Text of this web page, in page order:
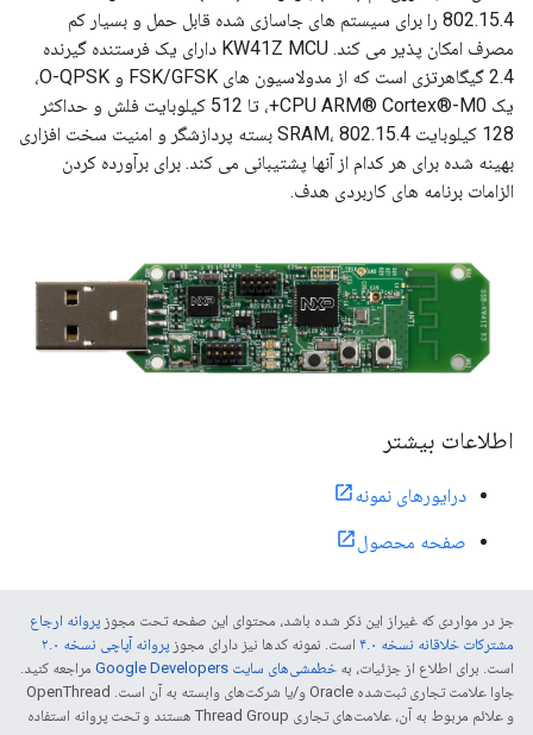
802.15.4 را برای سیستم های جاسازی شده قابل حمل و بسیار کم
مصرف امکان پذیر می کند. KW41Z MCU دارای یک فرستنده گیرنده
2.4 گیگاهرتزی است که از مدولاسیون های FSK/GFSK و O-QPSK،
یک CPU ARM® Cortex®-M0+، تا 512 کیلوبایت فلش و حداکثر
128 کیلوبایت SRAM، 802.15.4 بسته پردازشگر و امنیت سخت افزاری
بهینه شده برای هر کدام از آنها پشتیبانی می کند. برای برآورده کردن
الزامات برنامه های کاربردی هدف.
اطلاعات بیشتر
درایورهای نمونه
صفحه محصول
جز در مواردی که غیراز این ذکر شده باشد، محتوای این صفحه تحت مجوز پروانه ارجاع
مشترکات خلاقانه نسخه ۴.۰
است. نمونه کدها نیز دارای مجوز پروانه آپاچی نسخه ۲.۰
است. برای اطلاع از جزئیات، به خطمشی‌های سایت Google Developers‏
مراجعه کنید.
جاوا علامت تجاری ثبت‌شده Oracle و/یا شرکت‌های وابسته به آن است. ‫OpenThread
و علائم مربوط به آن، علامت‌های تجاری Thread Group هستند و تحت پروانه استفاده